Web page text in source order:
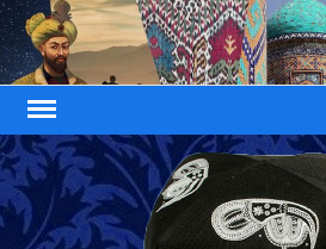
Skip
to
content